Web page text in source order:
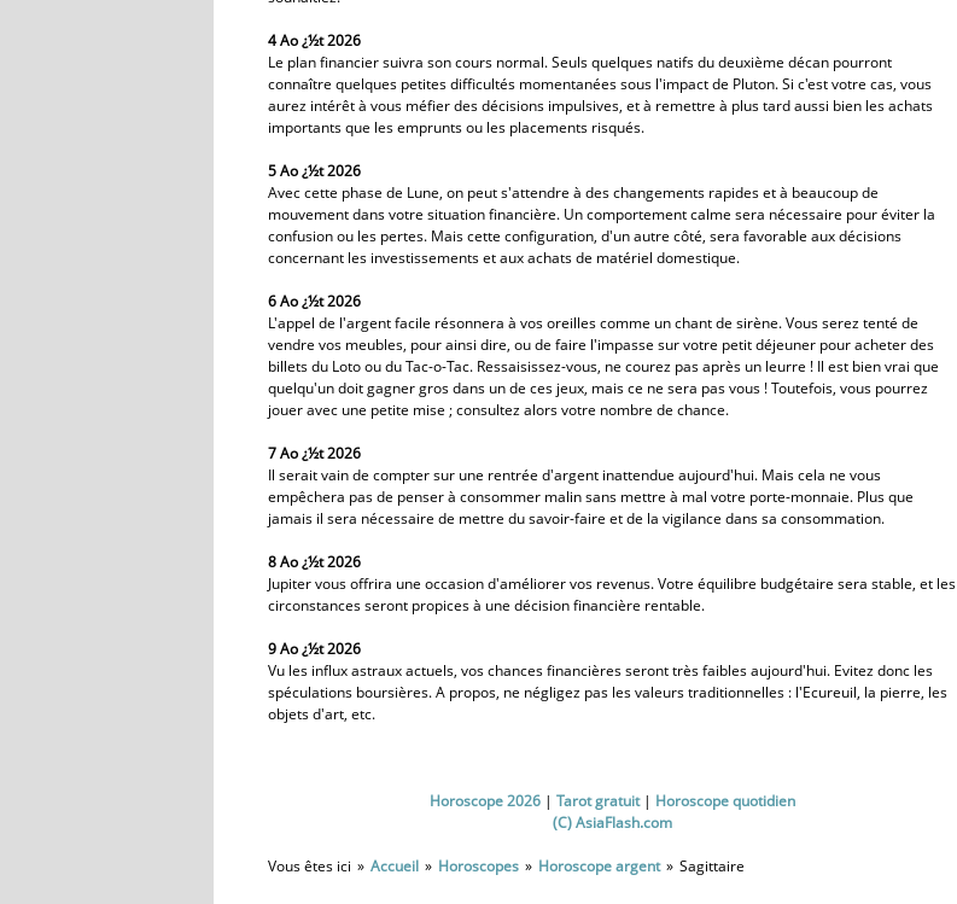
4 Ao ¿½t 2026
Le plan financier suivra son cours normal. Seuls quelques natifs du deuxième décan pourront
connaître quelques petites difficultés momentanées sous l'impact de Pluton. Si c'est votre cas, vous
aurez intérêt à vous méfier des décisions impulsives, et à remettre à plus tard aussi bien les achats
importants que les emprunts ou les placements risqués.
5 Ao ¿½t 2026
Avec cette phase de Lune, on peut s'attendre à des changements rapides et à beaucoup de
mouvement dans votre situation financière. Un comportement calme sera nécessaire pour éviter la
confusion ou les pertes. Mais cette configuration, d'un autre côté, sera favorable aux décisions
concernant les investissements et aux achats de matériel domestique.
6 Ao ¿½t 2026
L'appel de l'argent facile résonnera à vos oreilles comme un chant de sirène. Vous serez tenté de
vendre vos meubles, pour ainsi dire, ou de faire l'impasse sur votre petit déjeuner pour acheter des
billets du Loto ou du Tac-o-Tac. Ressaisissez-vous, ne courez pas après un leurre ! Il est bien vrai que
quelqu'un doit gagner gros dans un de ces jeux, mais ce ne sera pas vous ! Toutefois, vous pourrez
jouer avec une petite mise ; consultez alors votre nombre de chance.
7 Ao ¿½t 2026
Il serait vain de compter sur une rentrée d'argent inattendue aujourd'hui. Mais cela ne vous
empêchera pas de penser à consommer malin sans mettre à mal votre porte-monnaie. Plus que
jamais il sera nécessaire de mettre du savoir-faire et de la vigilance dans sa consommation.
8 Ao ¿½t 2026
Jupiter vous offrira une occasion d'améliorer vos revenus. Votre équilibre budgétaire sera stable, et les
circonstances seront propices à une décision financière rentable.
9 Ao ¿½t 2026
Vu les influx astraux actuels, vos chances financières seront très faibles aujourd'hui. Evitez donc les
spéculations boursières. A propos, ne négligez pas les valeurs traditionnelles : l'Ecureuil, la pierre, les
objets d'art, etc.
Horoscope 2026| Tarot gratuit| Horoscope quotidien
(C) AsiaFlash.com
Vous êtes ici Accueil Horoscopes Horoscope argent Sagittaire